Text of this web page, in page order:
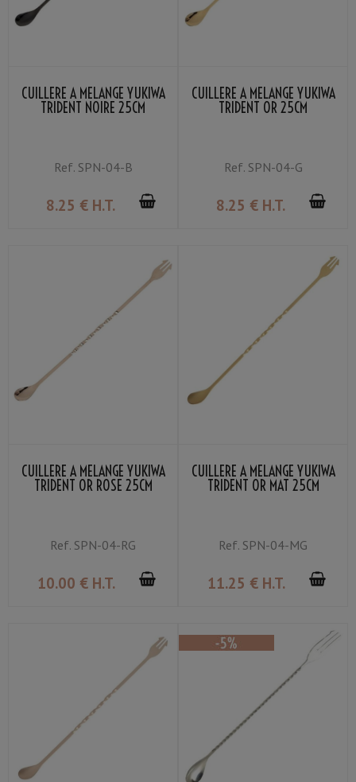
CUILLÈRE À MÉLANGE YUKIWA
TRIDENT NOIRE 25CM
Ref.SPN-04-B
8.25 € H.T.
CUILLÈRE À MÉLANGE YUKIWA
TRIDENT OR 25CM
Ref.SPN-04-G
8.25 € H.T.
CUILLÈRE À MÉLANGE YUKIWA
TRIDENT OR ROSE 25CM
Ref. SPN-04-RG
10.00 € H.T.
CUILLÈRE À MÉLANGE YUKIWA
TRIDENT OR MAT 25CM
Ref. SPN-04-MG
11.25 € H.T.